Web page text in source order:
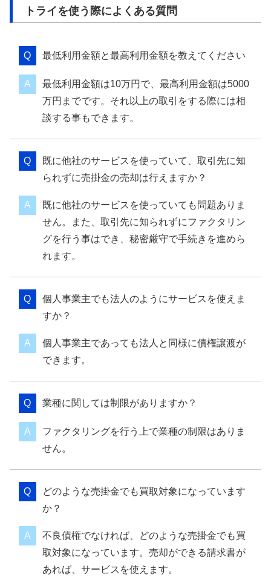
トライを使う際によくある質問
最低利用金額と最高利用金額を教えてください
最低利用金額は10万円で、最高利用金額は5000
万円までです。それ以上の取引をする際には相
談する事もできます。
既に他社のサービスを使っていて、取引先に知
られずに売掛金の売却は行えますか？
既に他社のサービスを使っていても問題ありま
せん。また、取引先に知られずにファクタリン
グを行う事はでき、秘密厳守で手続きを進めら
れます。
個人事業主でも法人のようにサービスを使えま
すか？
個人事業主であっても法人と同様に債権譲渡が
できます。
業種に関しては制限がありますか？
ファクタリングを行う上で業種の制限はありま
せん。
どのような売掛金でも買取対象になっています
か？
不良債権でなければ、どのような売掛金でも買
取対象になっています。売却ができる請求書が
あれば、サービスを使えます。